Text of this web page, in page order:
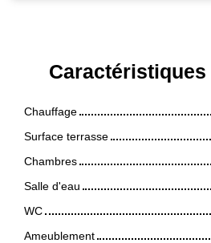
Caractéristiques
Chauffage
Surface terrasse
Chambres
Salle d'eau
WC
Ameublement